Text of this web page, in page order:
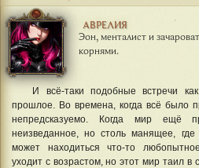
АВРЕЛИЯ
Эон, менталист и
корнями.
И всё-таки подобные встречи
прошлое. Во времена, когда всё было
непредсказуемо. Когда мир ещё
неизведанное, но столь манящее,
может находиться что-то
уходит с возрастом, но этот мир таил в